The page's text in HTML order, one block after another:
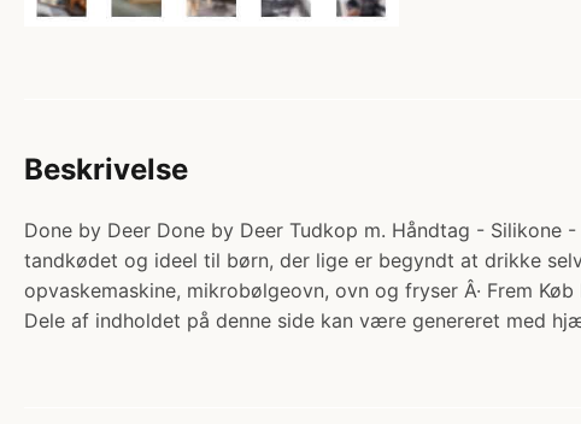
Beskrivelse
Done by Deer Done by Deer Tudkop m. Håndtag - Silikone
tandkødet og ideel til børn, der lige er begyndt at drikke
opvaskemaskine, mikrobølgeovn, ovn og fryser Â· Frem
Dele af indholdet på denne side kan være genereret med